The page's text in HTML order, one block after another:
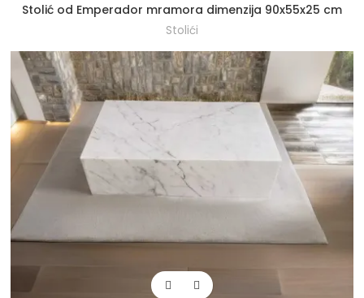
Stolić od Emperador mramora dimenzija 90x55x25 cm
Stolići